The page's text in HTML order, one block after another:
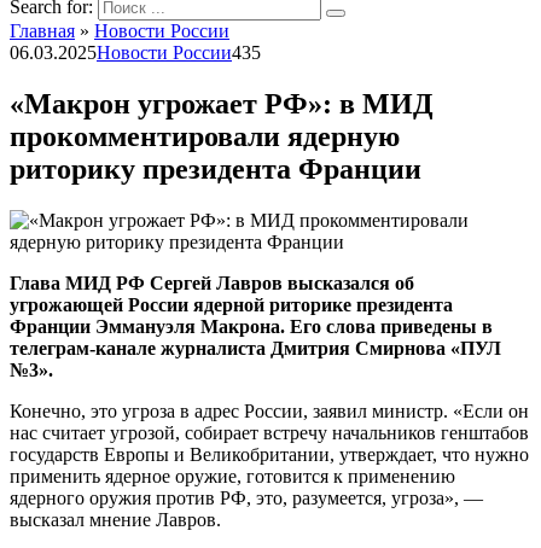
Search for:
Главная » Новости России
06.03.2025Новости России435
«Макрон угрожает РФ»: в МИД
прокомментировали ядерную
риторику президента Франции
Глава МИД РФ Сергей Лавров высказался об
угрожающей России ядерной риторике президента
Франции Эммануэля Макрона. Его слова приведены в
телеграм-канале журналиста Дмитрия Смирнова «ПУЛ
№3».
Конечно, это угроза в адрес России, заявил министр. «Если он
нас считает угрозой, собирает встречу начальников генштабов
государств Европы и Великобритании, утверждает, что нужно
применить ядерное оружие, готовится к применению
ядерного оружия против РФ, это, разумеется, угроза», —
высказал мнение Лавров.